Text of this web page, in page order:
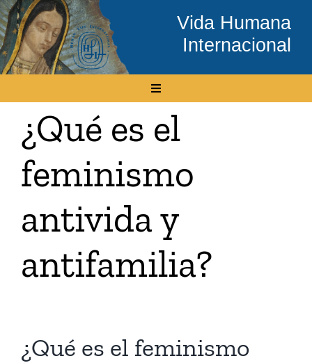
Skip
to
content
Vida Humana
Internacional
Toggle
Inicio
Conócenos
Temas
Boletín Electrónico
Tienda Virtual
¿Qué es el
feminismo
antivida y
antifamilia?
¿Qué es el feminismo